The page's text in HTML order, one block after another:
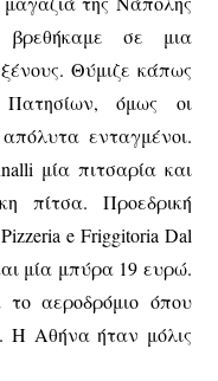
βρεθήκαμε σε μια
Θύμιζε κάπως
Πατησίων, όμως οι
ενταγμένοι.
μία πιτσαρία και
πίτσα. Προεδρική
e Friggitoria Dal
μία μπύρα 19 ευρώ.
αεροδρόμιο όπου
Η Αθήνα ήταν μόλις